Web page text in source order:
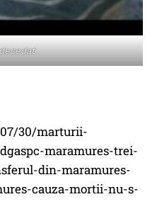
30/marturii-
maramures-trei-
din-maramures-
cauza-mortii-nu-s-